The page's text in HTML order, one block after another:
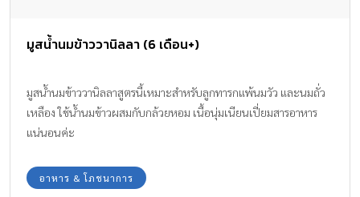
มูสน้ำนมข้าววานิลลา (6 เดือน+)
มูสน้ำนมข้าววานิลลาสูตรนี้เหมาะสำหรับลูกทารกแพ้นมวัว และนมถั่ว
เหลือง ใช้น้ำนมข้าวผสมกับกล้วยหอม เนื้อนุ่มเนียนเปี่ยมสารอาหาร
แน่นอนค่ะ
อาหาร & โภชนาการ